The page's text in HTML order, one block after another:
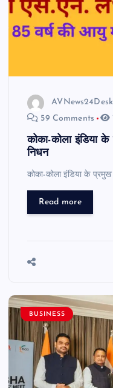
AVNews24Desk
59 Comments
कोका-कोला इंडिया
निधन
कोका-कोला इंडिया के
Read more
BUSINESS